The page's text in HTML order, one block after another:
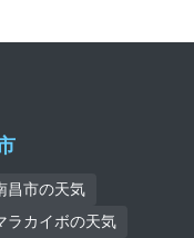
市の天気
カイボの天気